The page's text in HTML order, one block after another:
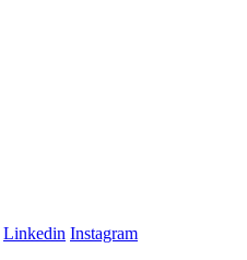
Linkedin Instagram